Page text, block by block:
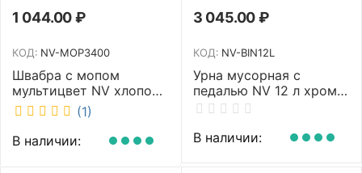
1 044.00₽
КОД: NV-MOP3400
Швабра с мопом
мультицвет NV хлопок
40 см NV-MOP3400
(1)
В наличии:
3 045.00₽
КОД: NV-BIN12L
Урна мусорная с
педалью NV 12 л хром
NV-BIN12L
В наличии: